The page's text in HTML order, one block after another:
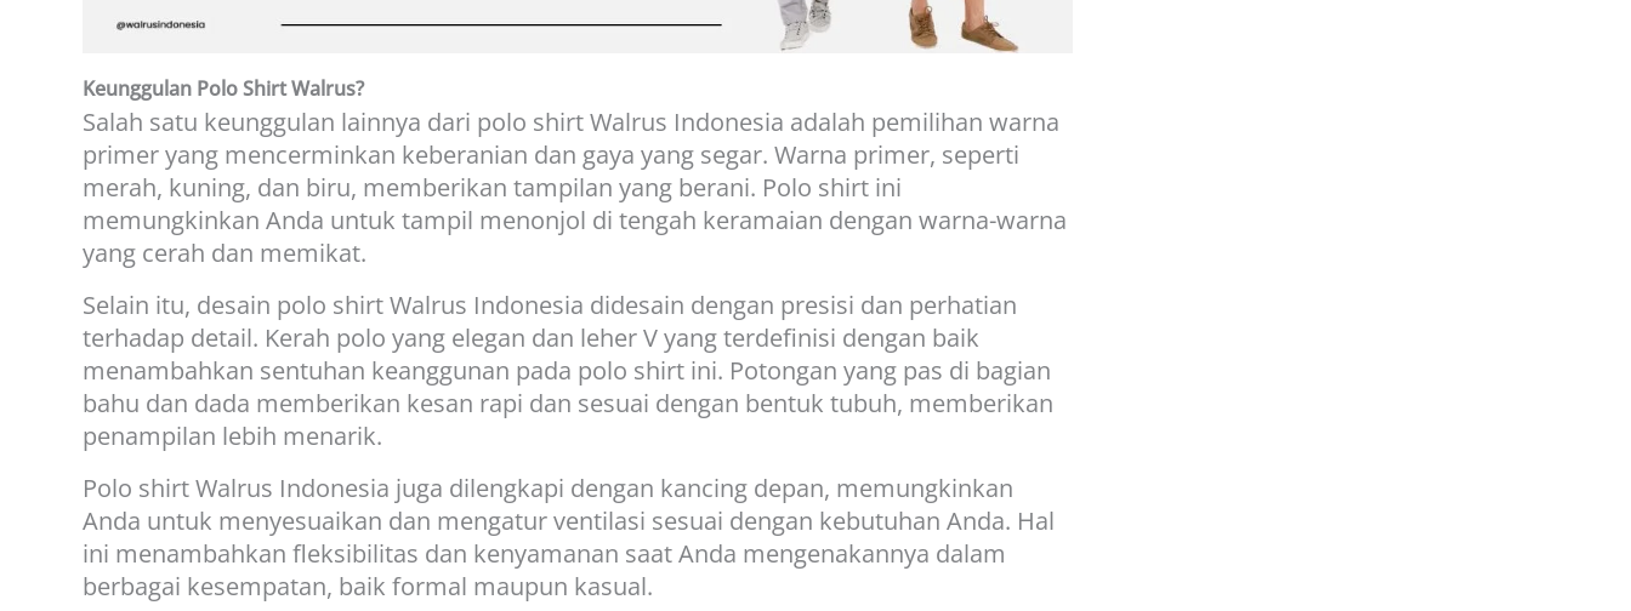
Keunggulan Polo Shirt Walrus?
Salah satu keunggulan lainnya dari polo shirt Walrus Indonesia adalah pemilihan warna
primer yang mencerminkan keberanian dan gaya yang segar. Warna primer, seperti
merah, kuning, dan biru, memberikan tampilan yang berani. Polo shirt ini
memungkinkan Anda untuk tampil menonjol di tengah keramaian dengan warna-warna
yang cerah dan memikat.
Selain itu, desain polo shirt Walrus Indonesia didesain dengan presisi dan perhatian
terhadap detail. Kerah polo yang elegan dan leher V yang terdefinisi dengan baik
menambahkan sentuhan keanggunan pada polo shirt ini. Potongan yang pas di bagian
bahu dan dada memberikan kesan rapi dan sesuai dengan bentuk tubuh, memberikan
penampilan lebih menarik.
Polo shirt Walrus Indonesia juga dilengkapi dengan kancing depan, memungkinkan
Anda untuk menyesuaikan dan mengatur ventilasi sesuai dengan kebutuhan Anda. Hal
ini menambahkan fleksibilitas dan kenyamanan saat Anda mengenakannya dalam
berbagai kesempatan, baik formal maupun kasual.